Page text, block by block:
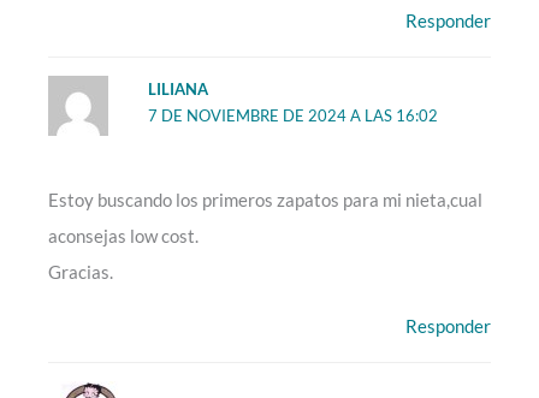
Responder
LILIANA
7 DE NOVIEMBRE DE 2024 A LAS 16:02
Estoy buscando los primeros zapatos para mi nieta,cual
aconsejas low cost.
Gracias.
Responder